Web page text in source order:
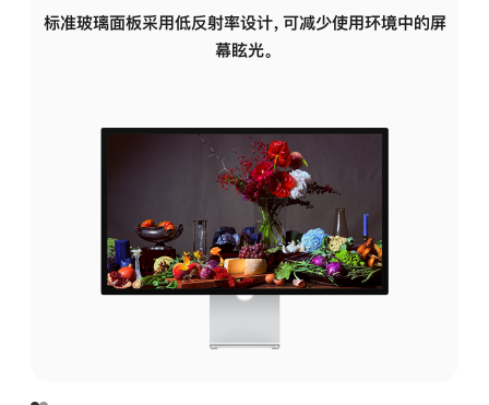
标准玻璃面板采用低反射率设计，可减少使用环境中的屏
幕眩光。